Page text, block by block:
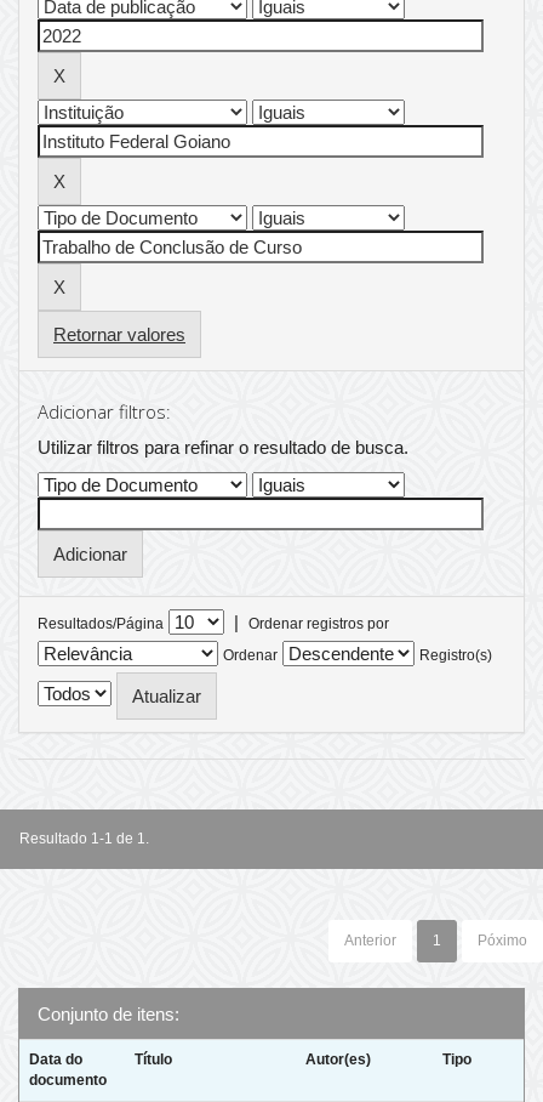
Retornar valores
Adicionar filtros:
Utilizar filtros para refinar o resultado de busca.
Resultados/Página |
Ordenar registros por
Ordenar
Registro(s)
Resultado 1-1 de 1.
Anterior 1 Póximo
Conjunto de itens:
Data do
documento
Título Autor(es) Tipo